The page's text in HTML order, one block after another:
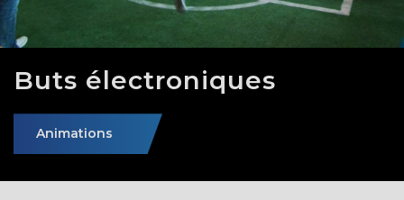
Buts électroniques
Animations